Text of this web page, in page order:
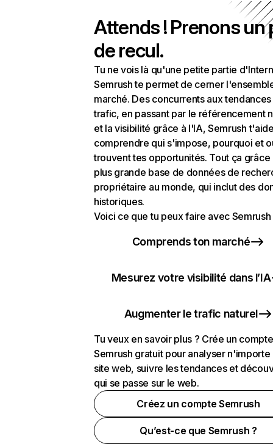
Attends ! Prenons un
de recul.
Tu ne vois là qu'une petite partie
Semrush te permet de cerner
marché. Des concurrents aux
trafic, en passant par le référencement
et la visibilité grâce à l'IA, Semrush
comprendre qui s'impose, pourquoi et
trouvent tes opportunités. Tout ça grâce
plus grande base de données de
propriétaire au monde, qui inclut des
historiques.
Voici ce que tu peux faire avec Semrush
Comprends ton marché
Mesurez votre visibilité dans l’IA
Augmenter le trafic naturel
Tu veux en savoir plus ? Crée un compte
Semrush gratuit pour analyser n'importe
site web, suivre les tendances et
qui se passe sur le web.
Créez un compte Semrush
Qu’est-ce que Semrush ?